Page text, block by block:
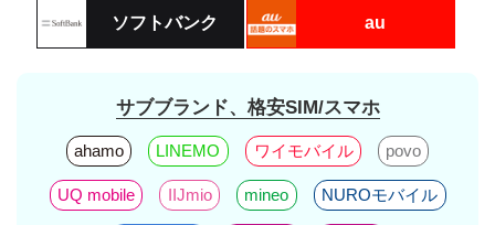
ソフトバンク au
サブブランド、格安SIM/スマホ
ahamo LINEMO ワイモバイル povo
UQ mobile IIJmio mineo NUROモバイル